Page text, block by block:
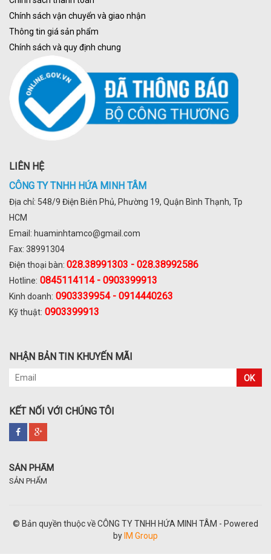
SẢN PHẨM
SẢN PHẨM
Chính sách vận chuyển và giao nhận
Thông tin giá sản phẩm
Chính sách và quy định chung
LIÊN HỆ
CÔNG TY TNHH HỨA MINH TÂM
Địa chỉ: 548/9 Điện Biên Phủ, Phường 19, Quận Bình Thạnh, Tp
HCM
Email: huaminhtamco@gmail.com
Fax: 38991304
Điện thoại bàn: 028.38991303 - 028.38992586
Hotline: 0845114114 - 0903399913
Kinh doanh: 0903339954 - 0914440263
Kỹ thuật: 0903399913
NHẬN BẢN TIN KHUYẾN MÃI
OK
KẾT NỐI VỚI CHÚNG TÔI
© Bản quyền thuộc về CÔNG TY TNHH HỨA MINH TÂM - Powered
by IM Group